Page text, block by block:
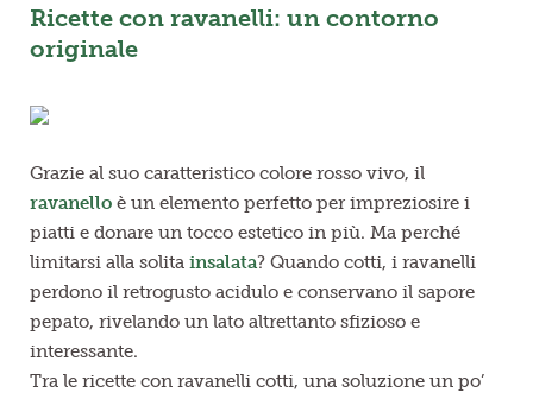
Ricette con ravanelli: un contorno
originale
Grazie al suo caratteristico colore rosso vivo, il
ravanello è un elemento perfetto per impreziosire i
piatti e donare un tocco estetico in più. Ma perché
limitarsi alla solita insalata? Quando cotti, i ravanelli
perdono il retrogusto acidulo e conservano il sapore
pepato, rivelando un lato altrettanto sfizioso e
interessante.
Tra le ricette con ravanelli cotti, una soluzione un po’